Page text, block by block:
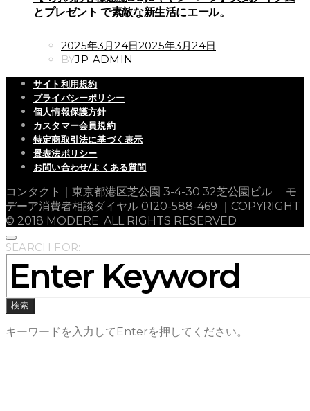
とプレゼント で素敵な新生活にエール。
POSTED
ON
2025年3月24日2025年3月24日
BYJP-ADMIN
サイト利用規約
プライバシーポリシー
個人情報保護方針
カスタマー会員規約
特定商取引法に基づく表示
景表法ポリシー
お問い合わせ/よくある質問
コンタクト｜東京都港区芝公園 3-4-30 32芝公園ビル モ
デーア消費者相談ダイヤル 0120-588-469 ｜COPYRIGHT
© 2018 MODERE. ALL RIGHTS RESERVED
SEARCH FOR:
検索
キーワードを入力してEnterを押してください。